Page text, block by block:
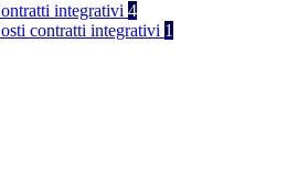
integrativi 4
contratti integrativi 1